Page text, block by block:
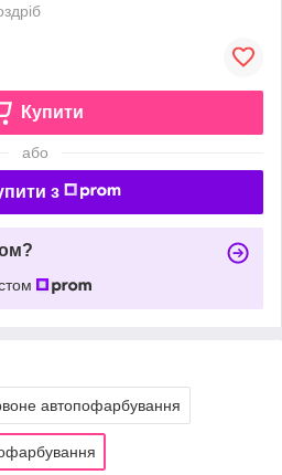
Купити
або
з
автопофарбування